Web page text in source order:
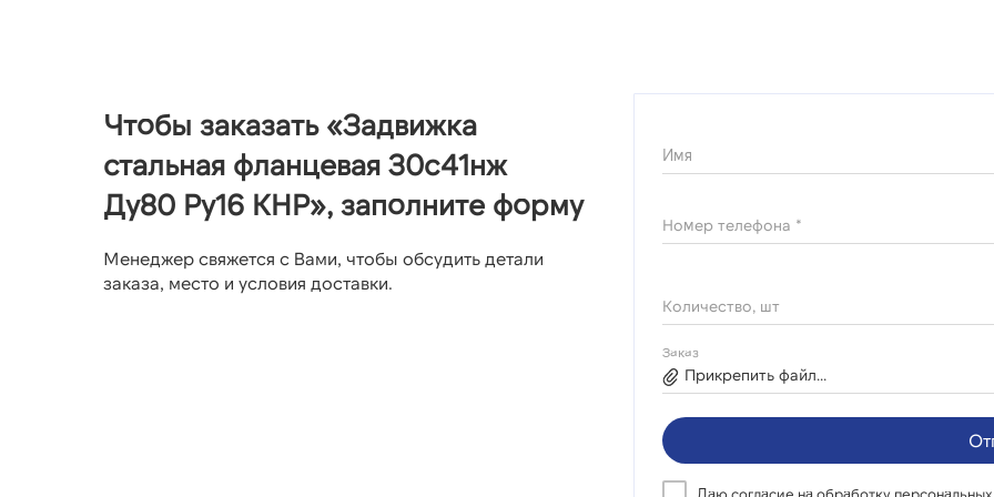
Чтобы заказать «Задвижка
стальная фланцевая 30с41нж
Ду80 Ру16 КНР», заполните форму
Менеджер свяжется с Вами, чтобы обсудить детали
заказа, место и условия доставки.
Имя
Номер телефона *
Количество, шт
Заказ
Прикрепить файл...